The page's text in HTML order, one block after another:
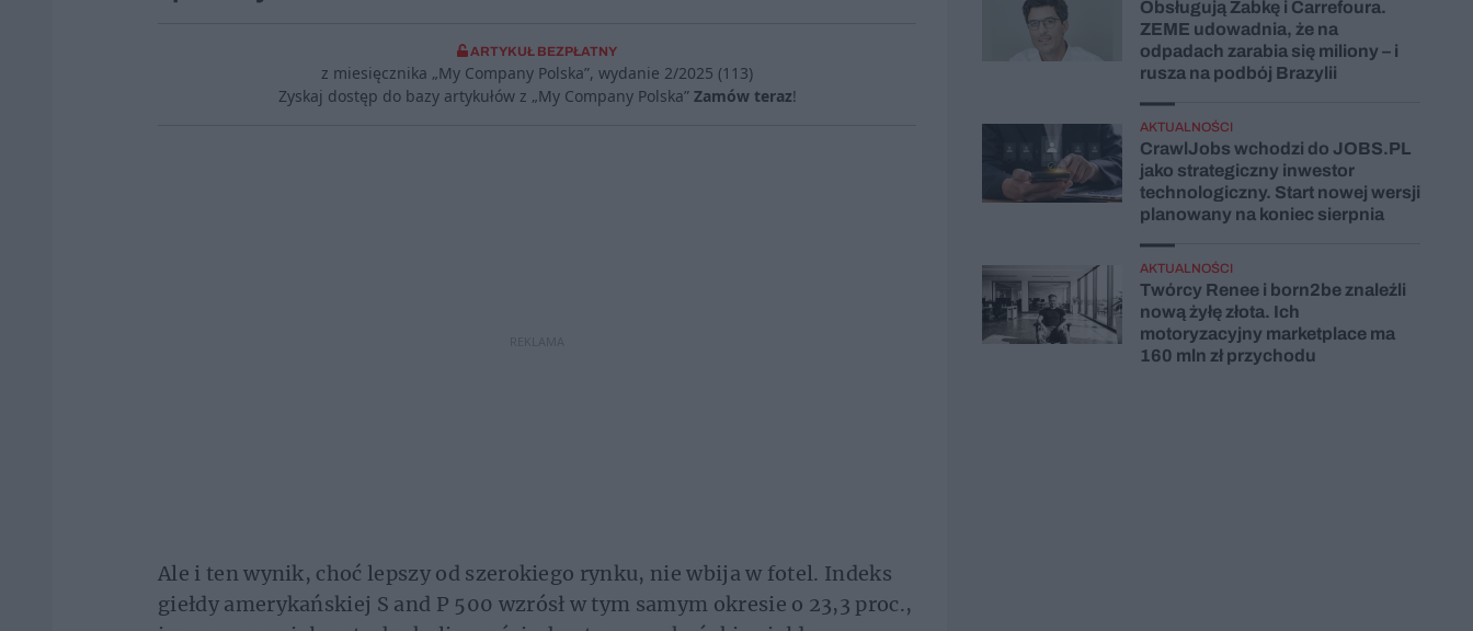
ARTYKUŁ BEZPŁATNY
z miesięcznika „My Company Polska”, wydanie 2/2025 (113)
Zyskaj dostęp do bazy artykułów z „My Company Polska” Zamów teraz!
REKLAMA
Ale i ten wynik, choć lepszy od szerokiego rynku, nie wbija w fotel. Indeks
giełdy amerykańskiej S and P 500 wzrósł w tym samym okresie o 23,3 proc.,
Obsługują Żabkę i Carrefoura.
ZEME udowadnia, że na
odpadach zarabia się miliony – i
rusza na podbój Brazylii
AKTUALNOŚCI
CrawlJobs wchodzi do JOBS.PL
jako strategiczny inwestor
technologiczny. Start nowej wersji
planowany na koniec sierpnia
AKTUALNOŚCI
Twórcy Renee i born2be znaleźli
nową żyłę złota. Ich
motoryzacyjny marketplace ma
160 mln zł przychodu